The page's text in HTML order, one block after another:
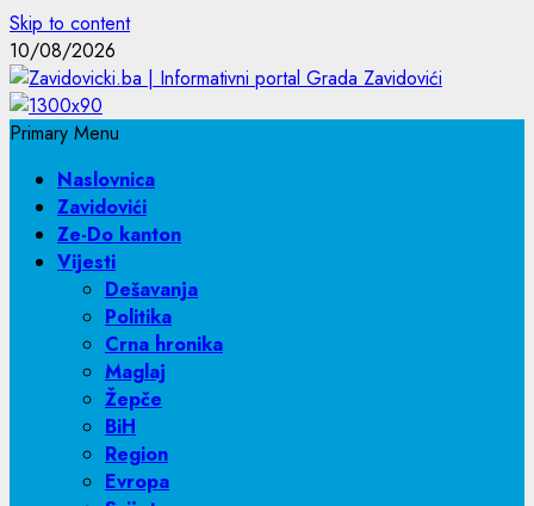
Skip to content
10/08/2026
Primary Menu
Naslovnica
Zavidovići
Ze-Do kanton
Vijesti
Dešavanja
Politika
Crna hronika
Maglaj
Žepče
BiH
Region
Evropa